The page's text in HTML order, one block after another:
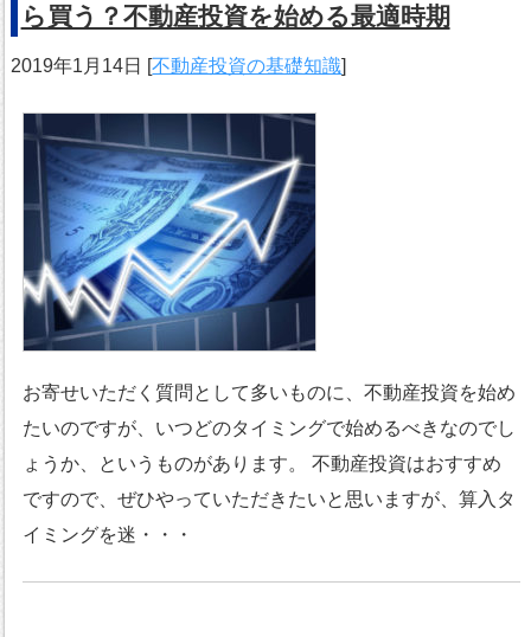
ら買う？不動産投資を始める最適時期
2019年1月14日 [不動産投資の基礎知識]
お寄せいただく質問として多いものに、不動産投資を始め
たいのですが、いつどのタイミングで始めるべきなのでし
ょうか、というものがあります。 不動産投資はおすすめ
ですので、ぜひやっていただきたいと思いますが、算入タ
イミングを迷・・・